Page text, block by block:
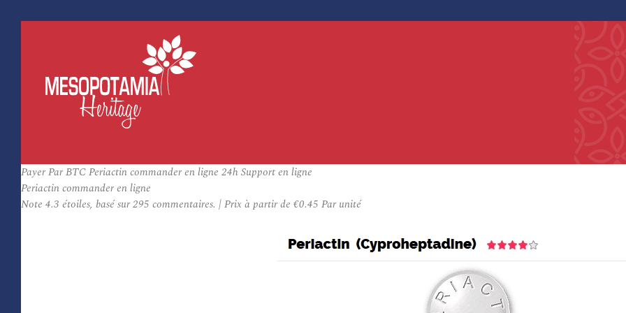
Payer Par BTC Periactin commander en ligne 24h Support en ligne
Periactin commander en ligne
Note 4.3 étoiles, basé sur295 commentaires. |Prix à partir de €0.45 Par unité